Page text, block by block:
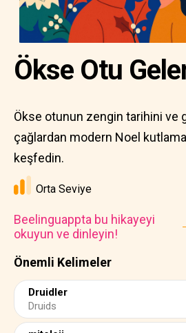
Önemli Kelimeler
Druidler
Druids
Ökse Otu
Ökse otunun zengin tarihini ve
çağlardan modern Noel
keşfedin.
Orta Seviye
Beelinguappta bu hikayeyi
okuyun ve dinleyin!